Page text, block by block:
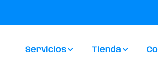
Servicios Tienda